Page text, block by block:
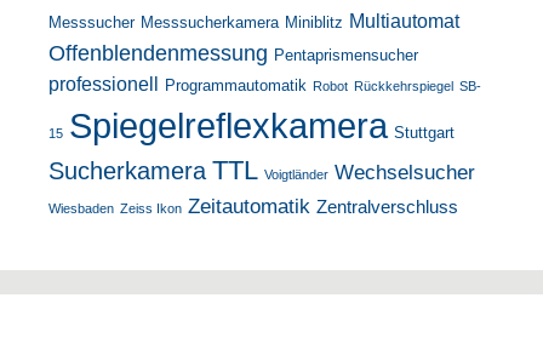
Messsucher Messsucherkamera Miniblitz Multiautomat
Offenblendenmessung Pentaprismensucher
professionell Programmautomatik Robot Rückkehrspiegel SB-
15 Spiegelreflexkamera Stuttgart
Sucherkamera TTL Voigtländer Wechselsucher
Wiesbaden Zeiss Ikon Zeitautomatik Zentralverschluss